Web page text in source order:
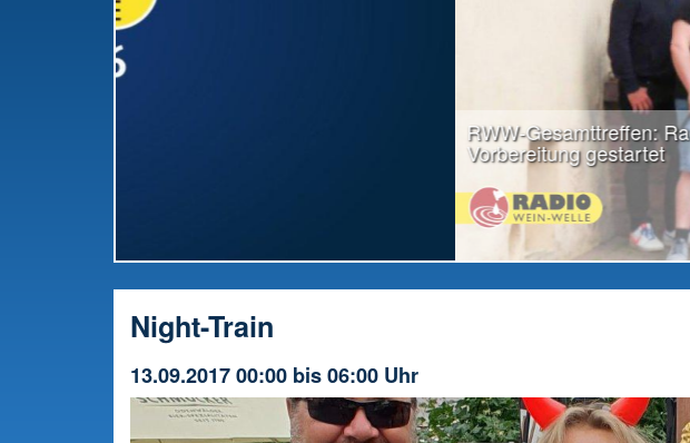
RWW-Gesamttreffen: Radio offiziell in die
weiter lesen...
Night-Train
13.09.2017 00:00 bis 06:00 Uhr